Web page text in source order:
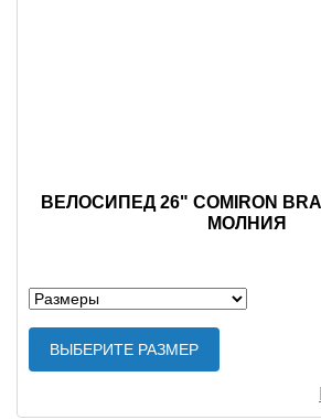
ВЕЛОСИПЕД 26" COMIRON
МОЛНИЯ
ВЫБЕРИТЕ РАЗМЕР